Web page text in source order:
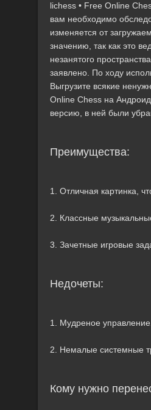
lichess • Free Online
вам необходимо
изменяется от
значению, так как это
незанятого
заявлено. По ходу
Выгрузите всякие
Online Chess на
версию, в ней были
Преимущества:
1. Отличная картинка,
2. Классные
3. Зачетные игровые
Недочеты:
1. Мудреное управление.
2. Немалые системные
Кому нужно